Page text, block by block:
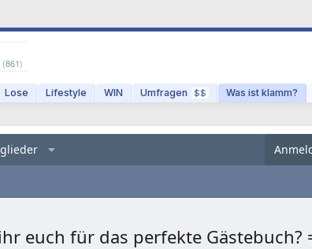
(861)
Lose Lifestyle WIN Umfragen $$ Was ist klamm?
euch für das perfekte Gästebuch?